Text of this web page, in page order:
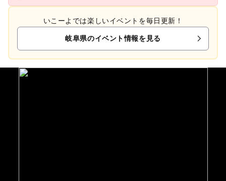
いこーよでは楽しいイベントを毎日更新！
岐阜県のイベント情報を見る